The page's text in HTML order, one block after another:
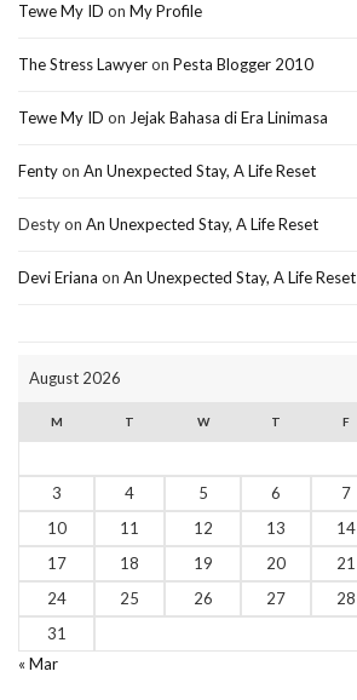
Tewe My ID on My Profile
The Stress Lawyeron Pesta Blogger 2010
Tewe My ID on Jejak Bahasa di Era Linimasa
Fentyon An Unexpected Stay, A Life Reset
Destyon An Unexpected Stay, A Life Reset
Devi Eriana on An Unexpected Stay, A Life Reset
August 2026
M T W T F
3
4 5 6 7
10
11 12 13 14
17
18 19 20 21
24
25 26 27 28
31
« Mar